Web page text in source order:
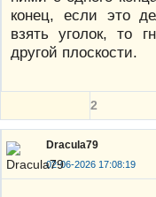
конец, если это
взять уголок, то
другой плоскости.
2
Dracula79
02-06-2026 17:08:19